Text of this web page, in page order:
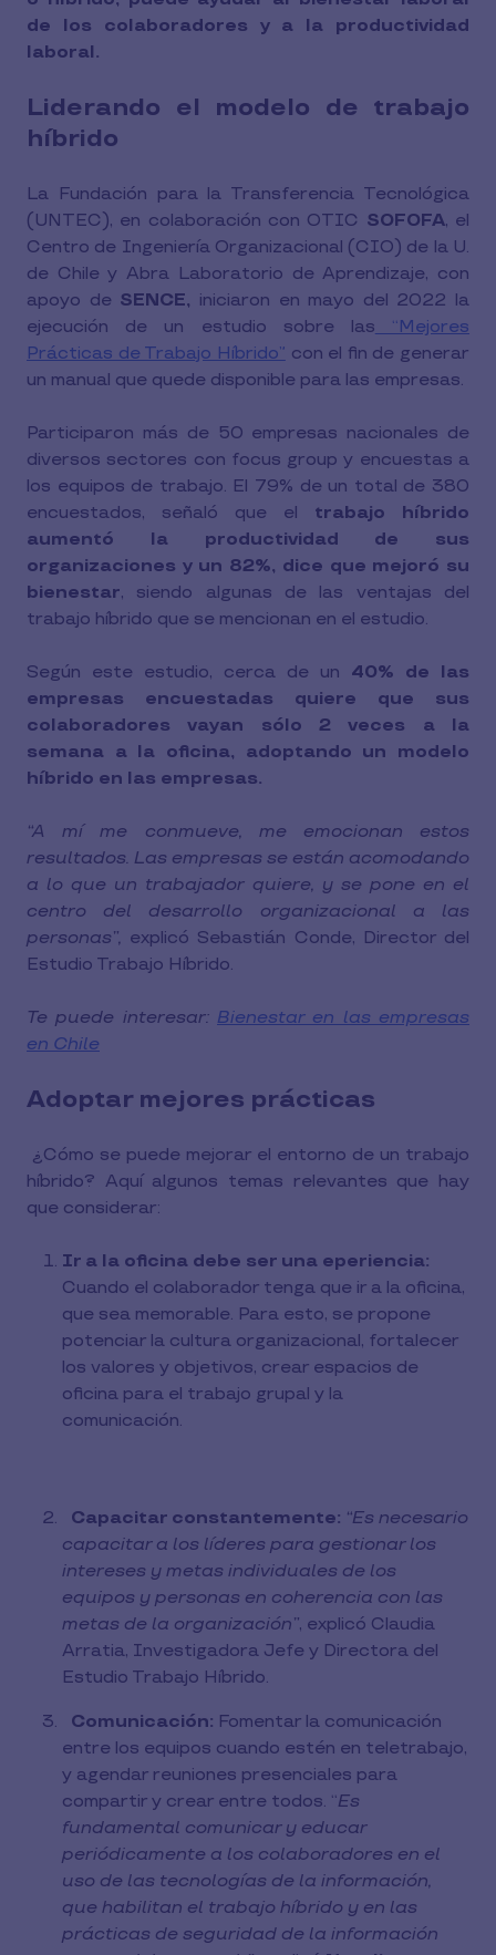
de los colaboradores y a la productividad
laboral.
Liderando el modelo de trabajo
híbrido
La Fundación para la Transferencia Tecnológica
(UNTEC), en colaboración con OTIC SOFOFA, el
Centro de Ingeniería Organizacional (CIO) de la U.
de Chile y Abra Laboratorio de Aprendizaje, con
apoyo de SENCE, iniciaron en mayo del 2022 la
ejecución de un estudio sobre las “Mejores
Prácticas de Trabajo Híbrido” con el fin de generar
un manual que quede disponible para las empresas.
Participaron más de 50 empresas nacionales de
diversos sectores con focus group y encuestas a
los equipos de trabajo. El 79% de un total de 380
encuestados, señaló que el trabajo híbrido
aumentó la productividad de sus
organizaciones y un 82%, dice que mejoró su
bienestar, siendo algunas de las ventajas del
trabajo híbrido que se mencionan en el estudio.
Según este estudio, cerca de un 40% de las
empresas encuestadas quiere que sus
colaboradores vayan sólo 2 veces a la
semana a la oficina, adoptando un modelo
híbrido en las empresas.
“A mí me conmueve, me emocionan estos
resultados. Las empresas se están acomodando
a lo que un trabajador quiere, y se pone en el
centro del desarrollo organizacional a las
personas”, explicó Sebastián Conde, Director del
Estudio Trabajo Híbrido.
Te puede interesar: Bienestar en las empresas
en Chile
Adoptar mejores prácticas
¿Cómo se puede mejorar el entorno de un trabajo
híbrido? Aquí algunos temas relevantes que hay
que considerar:
Ir a la oficina debe ser una eperiencia:
Cuando el colaborador tenga que ir a la oficina,
que sea memorable. Para esto, se propone
potenciar la cultura organizacional, fortalecer
los valores y objetivos, crear espacios de
oficina para el trabajo grupal y la
comunicación.
Capacitar constantemente: “Es necesario
capacitar a los líderes para gestionar los
intereses y metas individuales de los
equipos y personas en coherencia con las
metas de la organización”, explicó Claudia
Arratia, Investigadora Jefe y Directora del
Estudio Trabajo Híbrido.
Comunicación: Fomentar la comunicación
entre los equipos cuando estén en teletrabajo,
y agendar reuniones presenciales para
compartir y crear entre todos. “Es
fundamental comunicar y educar
periódicamente a los colaboradores en el
uso de las tecnologías de la información,
que habilitan el trabajo híbrido y en las
prácticas de seguridad de la información